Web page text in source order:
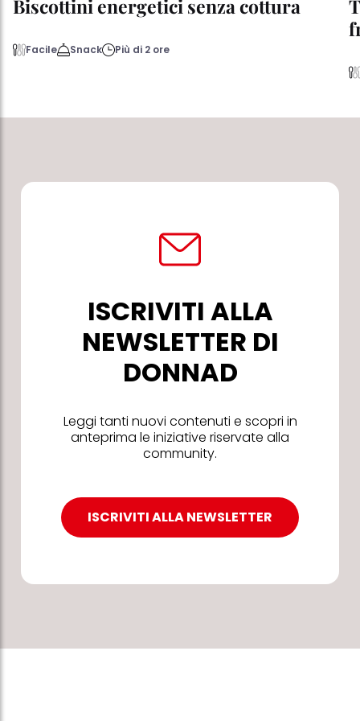
Biscottini energetici senza cottura
Facile Snack Più di 2 ore
ISCRIVITI ALLA
NEWSLETTER DI
DONNAD
Leggi tanti nuovi contenuti e scopri in
anteprima le iniziative riservate alla
community.
ISCRIVITI ALLA NEWSLETTER